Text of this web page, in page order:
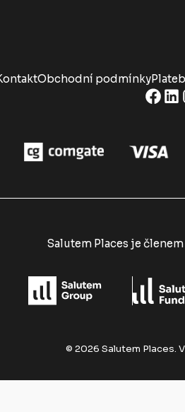
Obchodní podmínky
Salutem Places je
© 2026 Salutem Places.